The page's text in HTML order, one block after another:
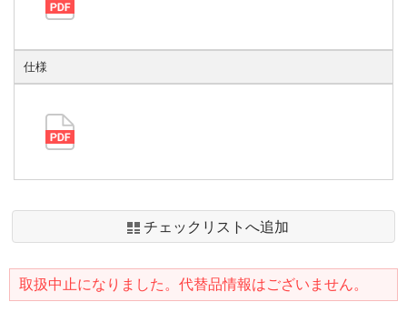
チェックリストへ追加
取扱中止になりました。代替品情報はございません。
仕様